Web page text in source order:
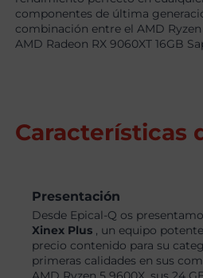
componentes de última
combinación entre el AMD
AMD Radeon RX 9060XT 16GB
Características
Presentación
Desde Epical-Q os
Xinex Plus , un equipo
precio contenido para su
primeras calidades en sus